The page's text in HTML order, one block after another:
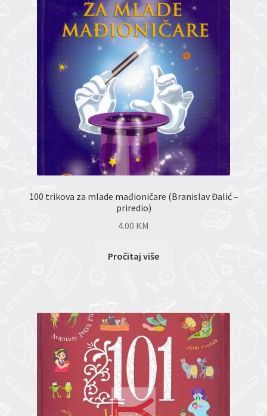
100 trikova za mlade mađioničare (Branislav Đalić –
priredio)
4.00 KM
Pročitaj više